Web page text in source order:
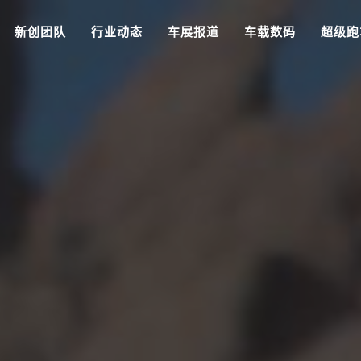
新创团队 行业动态 车展报道 车载数码 超级